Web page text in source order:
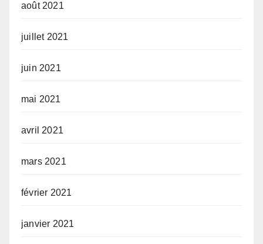
août 2021
juillet 2021
juin 2021
mai 2021
avril 2021
mars 2021
février 2021
janvier 2021